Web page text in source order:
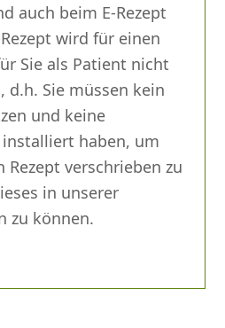
auch beim E-Rezept
wird für einen
Sie als Patient nicht
d.h. Sie müssen kein
und keine
haben, um
verschrieben zu
in unserer
zu können.